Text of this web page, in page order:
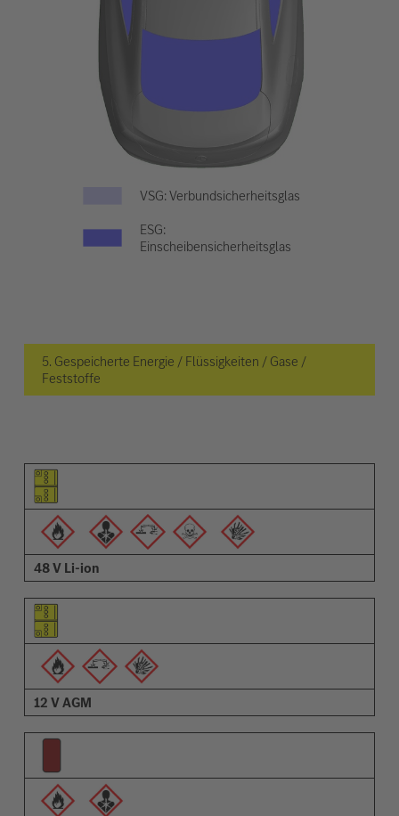
VSG: Verbundsicherheitsglas
ESG:
Einscheibensicherheitsglas
5. Gespeicherte Energie / Flüssigkeiten / Gase /
Feststoffe
Piktogramm des Elements
Pictrogramme der Warnungen
Beschreibung
48 V Li-ion
12 V AGM